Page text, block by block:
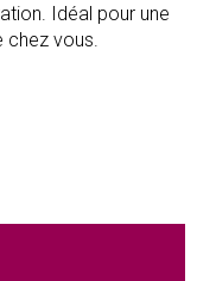
Idéal pour une
chez vous.